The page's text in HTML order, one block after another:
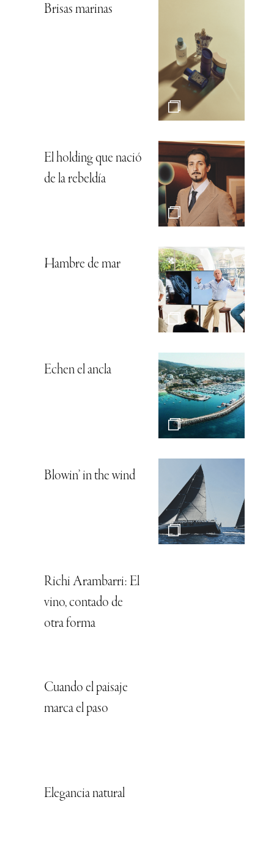
Brisas marinas
El holding que nació
de la rebeldía
Hambre de mar
Echen el ancla
Blowin’ in the wind
Richi Arambarri: El
vino, contado de
otra forma
Cuando el paisaje
marca el paso
Elegancia natural